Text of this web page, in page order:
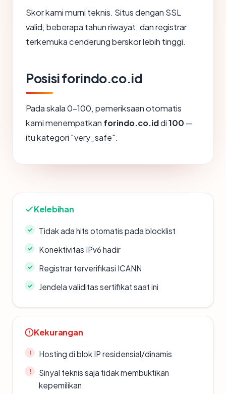
Skor kami murni teknis. Situs dengan SSL
valid, beberapa tahun riwayat, dan registrar
terkemuka cenderung berskor lebih tinggi.
Posisi forindo.co.id
Pada skala 0-100, pemeriksaan otomatis
kami menempatkan forindo.co.iddi100 —
itu kategori "very_safe".
Kelebihan
Tidak ada hits otomatis pada blocklist
Konektivitas IPv6 hadir
Registrar terverifikasi ICANN
Jendela validitas sertifikat saat ini
Kekurangan
Hosting di blok IP residensial/dinamis
Sinyal teknis saja tidak membuktikan
kepemilikan